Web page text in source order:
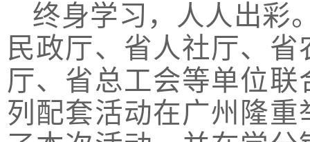
终身学习，人人出彩
民政厅、省人社厅、
厅、省总工会等单位
列配套活动在广州隆